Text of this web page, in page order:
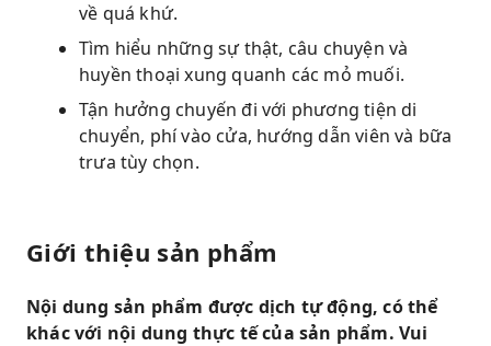
về quá khứ.
Tìm hiểu những sự thật, câu chuyện và
huyền thoại xung quanh các mỏ muối.
Tận hưởng chuyến đi với phương tiện di
chuyển, phí vào cửa, hướng dẫn viên và bữa
trưa tùy chọn.
Giới thiệu sản phẩm
Nội dung sản phẩm được dịch tự động, có thể
khác với nội dung thực tế của sản phẩm. Vui